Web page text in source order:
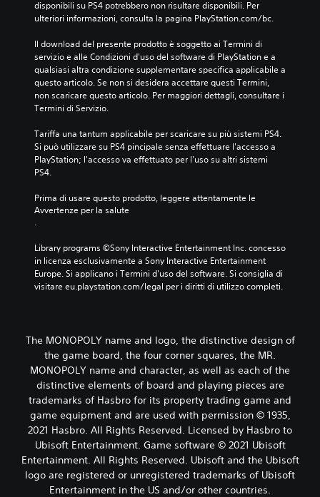
disponibili su PS4 potrebbero non risultare disponibili. Per
ulteriori informazioni, consulta la pagina PlayStation.com/bc.
Il download del presente prodotto è soggetto ai Termini di
servizio e alle Condizioni d'uso del software di PlayStation e a
qualsiasi altra condizione supplementare specifica applicabile a
questo articolo. Se non si desidera accettare questi Termini,
non scaricare questo articolo. Per maggiori dettagli, consultare i
Termini di Servizio.
Tariffa una tantum applicabile per scaricare su più sistemi PS4.
Si può utilizzare su PS4 pincipale senza effettuare l'accesso a
PlayStation; l'accesso va effettuato per l'uso su altri sistemi
PS4.
Prima di usare questo prodotto, leggere attentamente le
Avvertenze per la salute
.
Library programs ©Sony Interactive Entertainment Inc. concesso
in licenza esclusivamente a Sony Interactive Entertainment
Europe. Si applicano i Termini d'uso del software. Si consiglia di
visitare eu.playstation.com/legal per i diritti di utilizzo completi.
The MONOPOLY name and logo, the distinctive design of
the game board, the four corner squares, the MR.
MONOPOLY name and character, as well as each of the
distinctive elements of board and playing pieces are
trademarks of Hasbro for its property trading game and
game equipment and are used with permission © 1935,
2021 Hasbro. All Rights Reserved. Licensed by Hasbro to
Ubisoft Entertainment. Game software © 2021 Ubisoft
Entertainment. All Rights Reserved. Ubisoft and the Ubisoft
logo are registered or unregistered trademarks of Ubisoft
Entertainment in the US and/or other countries.